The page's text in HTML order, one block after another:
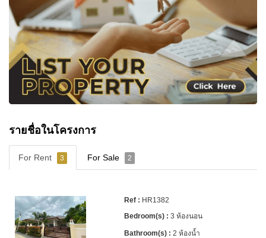
ประเภท:หมู่บ้านจัดสรร
สร้างเสร็จ:2020
จำนวนบ้าน: 101 หลัง
แบบบ้าน: บ้านชั้นเดียวและสองชั้น
สิ่งอำนวยความสะดวก:สระว่ายน้ำ ฟิตเนส สนาม
ทำเล:ห้วยใหญ่ ใกล้วัดญาณและเขาชีจรรย์
🏆 ภูมิใจที่ได้รับรางวัล
“Best Pattaya Real Estate
Experience 2025”
รายชื่อในโครงการ
For Rent 3 For Sale 2
HR1382
3 ห้องนอน
2 ห้องน้ำ